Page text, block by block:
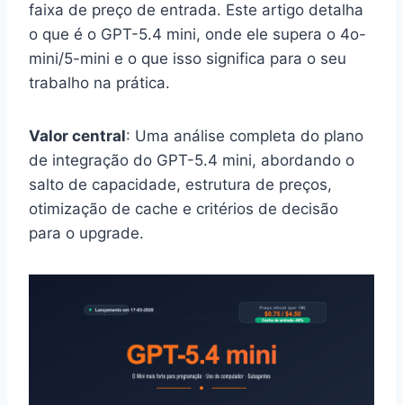
faixa de preço de entrada. Este artigo detalha
o que é o GPT-5.4 mini, onde ele supera o 4o-
mini/5-mini e o que isso significa para o seu
trabalho na prática.
Valor central: Uma análise completa do plano
de integração do GPT-5.4 mini, abordando o
salto de capacidade, estrutura de preços,
otimização de cache e critérios de decisão
para o upgrade.